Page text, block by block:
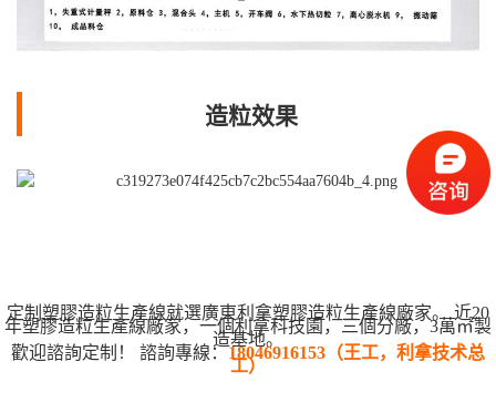
造粒效果
定制塑膠造粒生產線就選廣東利拿塑膠造粒生產線廠家。 近20
年塑膠造粒生產線廠家，一個利拿科技園，三個分廠，3萬㎡製
造基地。
歡迎諮詢定制！ 諮詢專線：18046916153（王工，利拿技术总
工）